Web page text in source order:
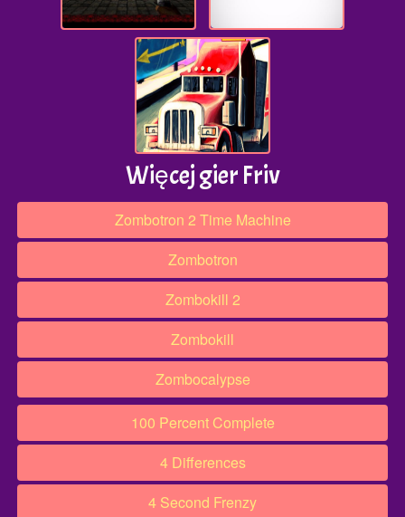
Więcej gier Friv
Zombotron 2 Time Machine
Zombotron
Zombokill 2
Zombokill
Zombocalypse
100 Percent Complete
4 Differences
4 Second Frenzy